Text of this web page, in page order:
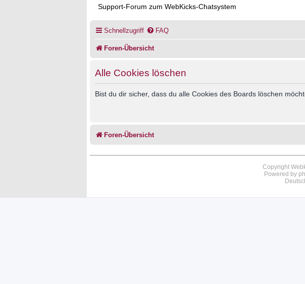
Support-Forum zum WebKicks-Chatsystem
Schnellzugriff FAQ
Foren-Übersicht
Alle Cookies löschen
Bist du dir sicher, dass du alle Cookies des Boards löschen
Foren-Übersicht
Copyright
Powered by